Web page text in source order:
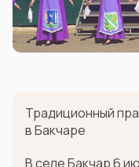
Традиционный
в Бакчаре
В селе Бакчар 6